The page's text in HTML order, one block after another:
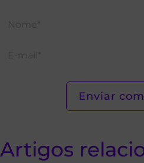
Artigos